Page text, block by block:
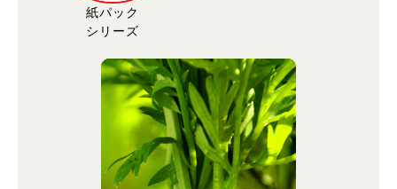
紙パック
シリーズ